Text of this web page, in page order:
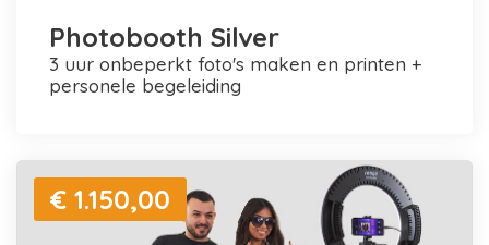
Photobooth Silver
3 uur onbeperkt foto's maken en printen +
personele begeleiding
€ 1.150,00